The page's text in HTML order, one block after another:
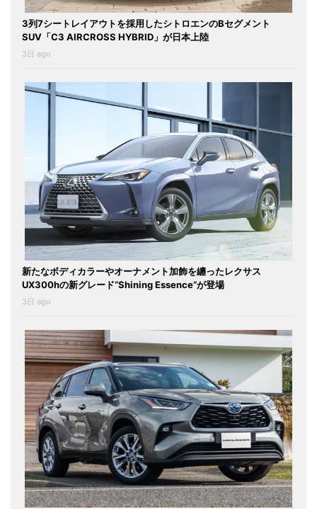
3列7シートレイアウトを採用したシトロエンのBセグメント
SUV「C3 AIRCROSS HYBRID」が日本上陸
3日 ago
新たなボディカラーやオーナメント加飾を纏ったレクサス
UX300hの新グレード“Shining Essence”が登場
3日 ago